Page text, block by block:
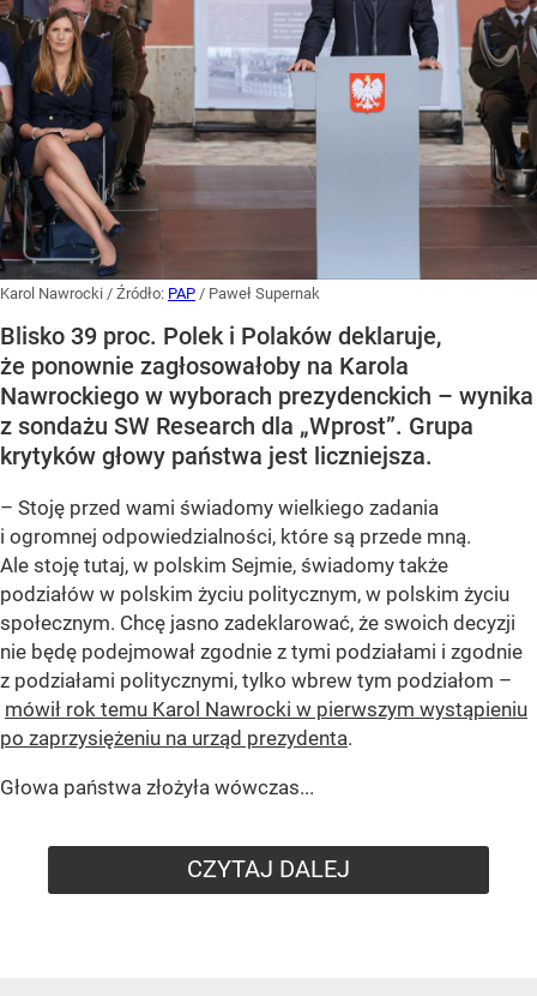
Karol Nawrocki / Źródło: PAP / Paweł Supernak
Blisko 39 proc. Polek i Polaków deklaruje,
że ponownie zagłosowałoby na Karola
Nawrockiego w wyborach prezydenckich – wynika
z sondażu SW Research dla „Wprost”. Grupa
krytyków głowy państwa jest liczniejsza.
– Stoję przed wami świadomy wielkiego zadania
i ogromnej odpowiedzialności, które są przede mną.
Ale stoję tutaj, w polskim Sejmie, świadomy także
podziałów w polskim życiu politycznym, w polskim życiu
społecznym. Chcę jasno zadeklarować, że swoich decyzji
nie będę podejmował zgodnie z tymi podziałami i zgodnie
z podziałami politycznymi, tylko wbrew tym podziałom –
mówił rok temu Karol Nawrocki w pierwszym wystąpieniu
po zaprzysiężeniu na urząd prezydenta.
Głowa państwa złożyła wówczas...
CZYTAJ DALEJ